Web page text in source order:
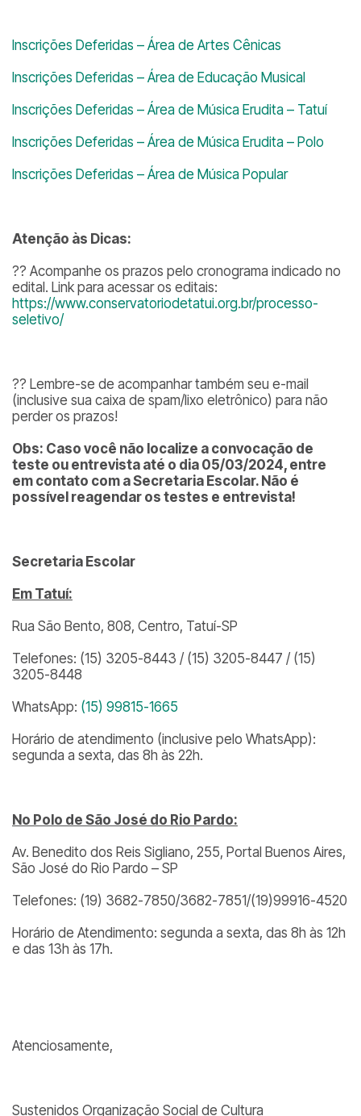
Inscrições Deferidas – Área de Artes Cênicas
Inscrições Deferidas – Área de Educação Musical
Inscrições Deferidas – Área de Música Erudita – Tatuí
Inscrições Deferidas – Área de Música Erudita – Polo
Inscrições Deferidas – Área de Música Popular
Atenção às Dicas:
?? Acompanhe os prazos pelo cronograma indicado no
edital. Link para acessar os editais:
https://www.conservatoriodetatui.org.br/processo-
seletivo/
?? Lembre-se de acompanhar também seu e-mail
(inclusive sua caixa de spam/lixo eletrônico) para não
perder os prazos!
Obs: Caso você não localize a convocação de
teste ou entrevista até o dia 05/03/2024, entre
em contato com a Secretaria Escolar. Não é
possível reagendar os testes e entrevista!
Secretaria Escolar
Em Tatuí:
Rua São Bento, 808, Centro, Tatuí-SP
Telefones: (15) 3205-8443 / (15) 3205-8447 / (15)
3205-8448
WhatsApp: (15) 99815-1665
Horário de atendimento (inclusive pelo WhatsApp):
segunda a sexta, das 8h às 22h.
No Polo de São José do Rio Pardo:
Av. Benedito dos Reis Sigliano, 255, Portal Buenos Aires,
São José do Rio Pardo – SP
Telefones: (19) 3682-7850/3682-7851/(19)99916-4520
Horário de Atendimento: segunda a sexta, das 8h às 12h
e das 13h às 17h.
Atenciosamente,
Sustenidos Organização Social de Cultura